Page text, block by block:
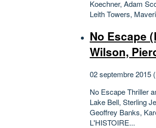
Koechner, Adam
Leith Towers,
No Escape
Wilson,
02 septembre 2015
No Escape Thriller
Lake Bell, Sterling
Geoffrey Banks,
L'HISTOIRE...